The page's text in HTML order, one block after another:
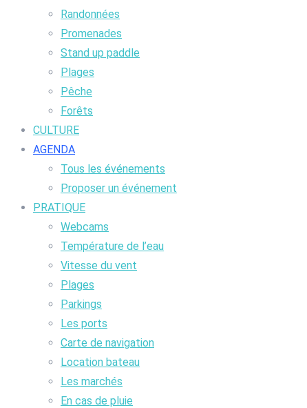
Randonnées
Promenades
Stand up paddle
Plages
Pêche
Forêts
CULTURE
AGENDA
Tous les événements
Proposer un événement
PRATIQUE
Webcams
Température de l’eau
Vitesse du vent
Plages
Parkings
Les ports
Carte de navigation
Location bateau
Les marchés
En cas de pluie